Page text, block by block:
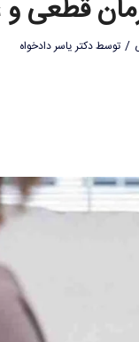
قطعی و
/ توسطدکتر یاسر دادخواه